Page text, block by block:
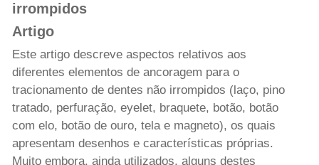
irrompidos
Artigo
Este artigo descreve aspectos relativos aos
diferentes elementos de ancoragem para o
tracionamento de dentes não irrompidos (laço, pino
tratado, perfuração, eyelet, braquete, botão, botão
com elo, botão de ouro, tela e magneto), os quais
apresentam desenhos e características próprias.
Muito embora, ainda utilizados, alguns destes